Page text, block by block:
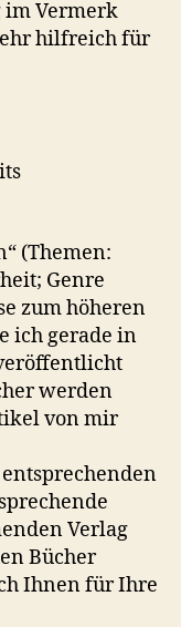
im Vermerk
hilfreich für
(Themen:
Genre
zum höheren
ich gerade in
werden
von mir
Verlag
Bücher
Ihnen für Ihre